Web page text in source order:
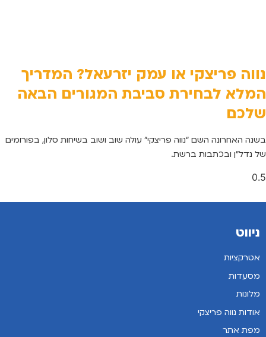
נווה פריצקי או עמק יזרעאל? המדריך
המלא לבחירת סביבת המגורים הבאה
שלכם
בשנה האחרונה השם “נווה פריצקי” עולה שוב ושוב בשיחות סלון, בפורומים
של נדל”ן ובכתבות ברשת.
ניווט
אטרקציות
מסעדות
מלונות
אודות נווה פריצקי
מפת אתר